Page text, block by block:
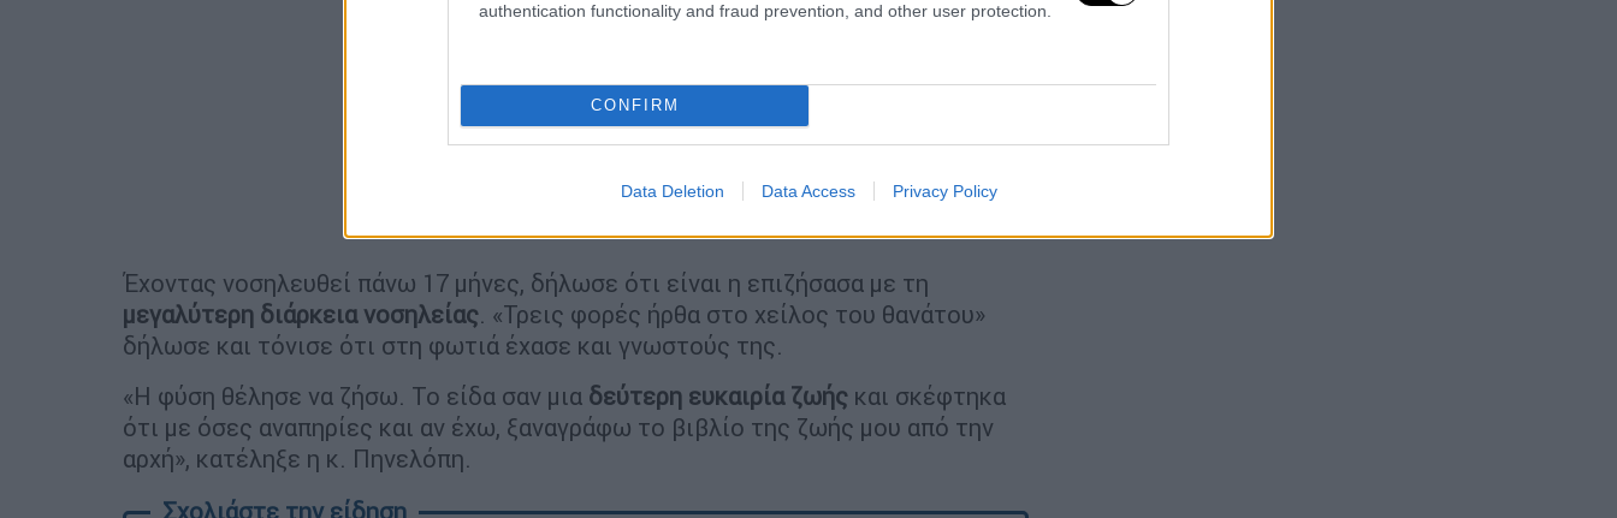
authentication functionality and fraud prevention, and other user protection.
CONFIRM
Data Deletion Data Access Privacy Policy
Έχοντας νοσηλευθεί πάνω 17 μήνες, δήλωσε ότι είναι η επιζήσασα με τη
μεγαλύτερη διάρκεια νοσηλείας. «Τρεις φορές ήρθα στο χείλος του θανάτου»
δήλωσε και τόνισε ότι στη φωτιά έχασε και γνωστούς της.
«Η φύση θέλησε να ζήσω. Το είδα σαν μια δεύτερη ευκαιρία ζωής και σκέφτηκα
ότι με όσες αναπηρίες και αν έχω, ξαναγράφω το βιβλίο της ζωής μου από την
αρχή», κατέληξε η κ. Πηνελόπη.